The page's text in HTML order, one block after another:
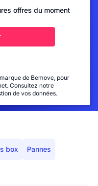
offres du moment
de Bemove, pour
Consultez notre
de vos données.
box Pannes